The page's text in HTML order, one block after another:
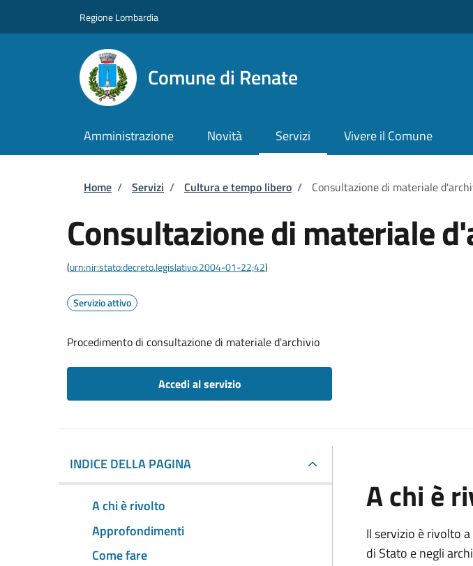
Regione Lombardia
Comune di Renate
Amministrazione Novità Servizi Vivere il Comune
Briciole di pane
Home / Servizi / Cultura e tempo libero / Consultazione di materiale
Consultazione di materiale
(urn:nir:stato:decreto.legislativo:2004-01-22;42)
Servizio attivo
Procedimento di consultazione di materiale d'archivio
Accedi al servizio
INDICE DELLA PAGINA
A chi è rivolto
Approfondimenti
Come fare
A chi è
Il servizio è rivolto
di Stato e negli